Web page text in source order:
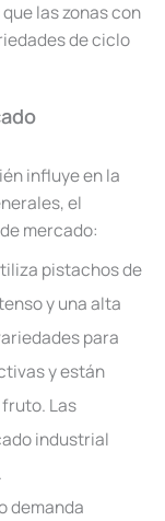
las zonas con
de ciclo
influye en la
el
mercado:
pistachos de
y una alta
para
y están
Las
industrial
demanda